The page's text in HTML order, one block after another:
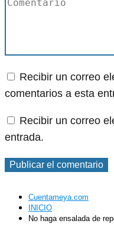
Recibir un correo
comentarios a esta
Recibir un correo
entrada.
Cuentameya.com
INICIO
No haga ensalada de